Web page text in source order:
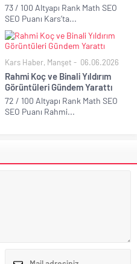
73 / 100 Altyapı Rank Math SEO
SEO Puanı Kars’ta...
Kars Haber, Manşet 06.06.2026
Rahmi Koç ve Binali Yıldırım
Görüntüleri Gündem Yarattı
72 / 100 Altyapı Rank Math SEO
SEO Puanı Rahmi...